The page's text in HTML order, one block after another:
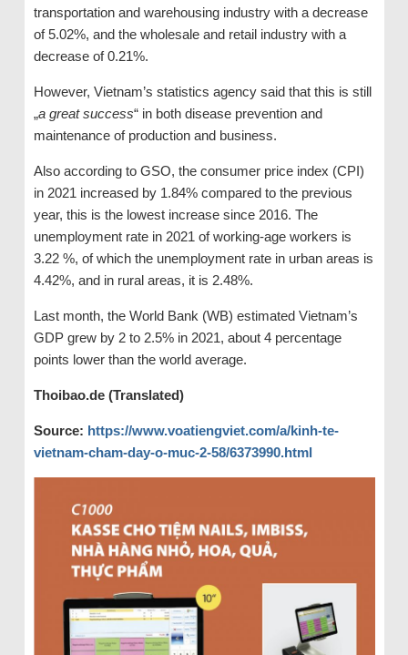
transportation and warehousing industry with a decrease
of 5.02%, and the wholesale and retail industry with a
decrease of 0.21%.
However, Vietnam’s statistics agency said that this is still
„a great success“ in both disease prevention and
maintenance of production and business.
Also according to GSO, the consumer price index (CPI)
in 2021 increased by 1.84% compared to the previous
year, this is the lowest increase since 2016. The
unemployment rate in 2021 of working-age workers is
3.22 %, of which the unemployment rate in urban areas is
4.42%, and in rural areas, it is 2.48%.
Last month, the World Bank (WB) estimated Vietnam’s
GDP grew by 2 to 2.5% in 2021, about 4 percentage
points lower than the world average.
Thoibao.de (Translated)
Source: https://www.voatiengviet.com/a/kinh-te-
vietnam-cham-day-o-muc-2-58/6373990.html